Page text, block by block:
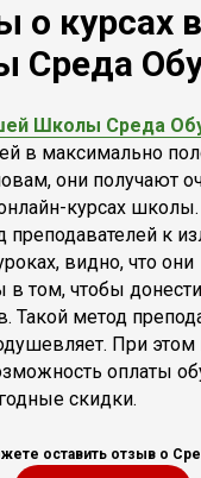
о курсах
Среда
Школы Среда
в максимально
они получают
курсах
преподавателей к
видно, что они
в том, чтобы
Такой метод
При
оплаты
скидки.
оставить отзыв о